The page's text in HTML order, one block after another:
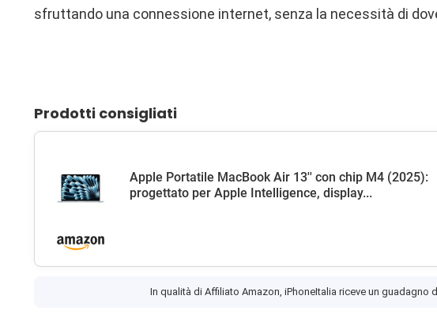
sfruttando una connessione internet, senza la necessità di
Prodotti consigliati
Apple Portatile MacBook Air 13'' con chip M4 (2025):
progettato per Apple Intelligence, display...
In qualità di Affiliato Amazon, iPhoneItalia riceve un guadagno